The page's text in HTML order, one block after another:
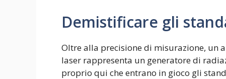
Demistificare gli
Oltre alla precisione di misurazione, un
laser rappresenta un generatore di
proprio qui che entrano in gioco gli